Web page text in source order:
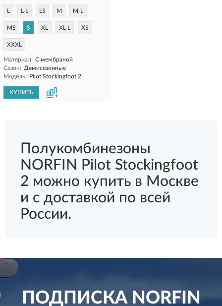
L L-L LS M M-L
MS S XL XL-L XS
XXXL
Материал: С мембраной
Сезон: Демисезонные
Модель: Pilot Stockingfoot 2
КУПИТЬ
Полукомбинезоны
NORFIN Pilot Stockingfoot
2 можно купить в Москве
и с доставкой по всей
России.
ПОДПИСКАNORFIN